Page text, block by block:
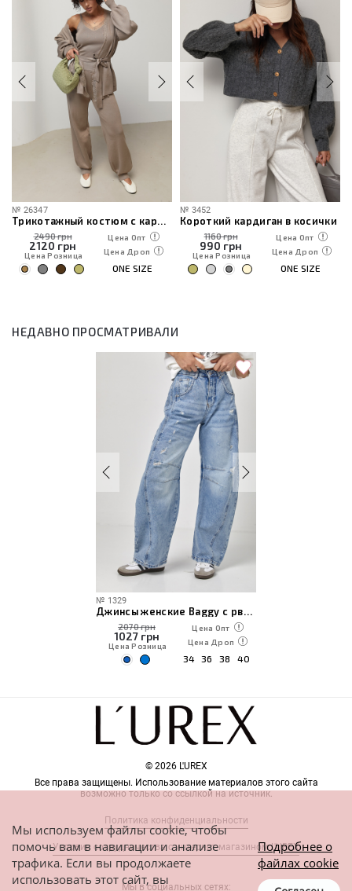
№ 26347
Трикотажный костюм с кардиганом, топом и брюками
2490 грн
2120 грн
Цена Розница
Цена Опт
Цена Дроп
ONE SIZE
№ 3452
Короткий кардиган в косички
1160 грн
990 грн
Цена Розница
Цена Опт
Цена Дроп
ONE SIZE
НЕДАВНО ПРОСМАТРИВАЛИ
№ 1329
Джинсы женские Вaggy с рваным эффектом
2070 грн
1027 грн
Цена Розница
Цена Опт
Цена Дроп
34 36 38 40
© 2026 L'UREX
Все права защищены. Использование материалов этого сайта
возможно только со ссылкой на источник.
Политика конфиденциальности
Условия сотрудничества с интернет-магазином L'UREX
Мы в социальных сетях:
Мы используем файлы cookie, чтобы
помочь вам в навигации и анализе
трафика. Если вы продолжаете
использовать этот сайт, вы
Подробнее о
файлах cookie